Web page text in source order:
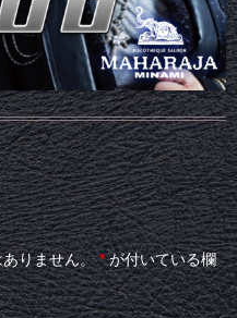
りません。 *が付いている欄